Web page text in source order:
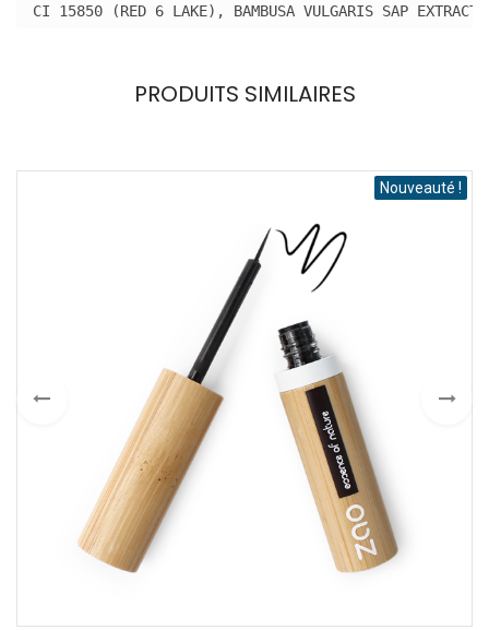
CI 15850 (RED 6 LAKE), BAMBUSA VULGARIS SAP
PRODUITS SIMILAIRES
Nouveauté !